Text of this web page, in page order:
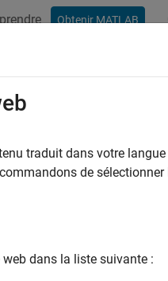
Obtenir MATLAB
traduit dans votre
de
dans la liste suivante :